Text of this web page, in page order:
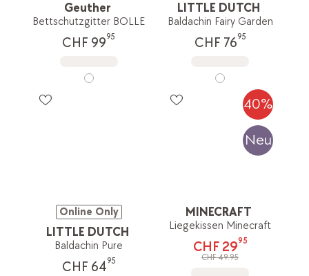
Geuther
Bettschutzgitter BOLLE
CHF 9995
LITTLE DUTCH
Baldachin Fairy Garden
CHF 7695
Online Only
LITTLE DUTCH
Baldachin Pure
CHF 6495
40%
Neu
MINECRAFT
Liegekissen Minecraft
CHF 2995
CHF 49.95